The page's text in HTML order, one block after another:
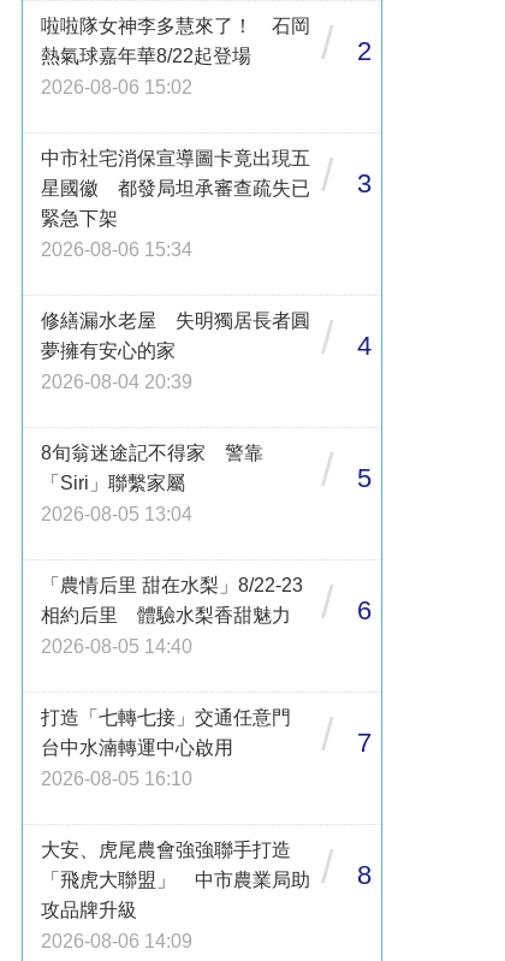
啦啦隊女神李多慧來了！ 石岡
熱氣球嘉年華8/22起登場
2026-08-06 15:02
/ 2
中市社宅消保宣導圖卡竟出現五
星國徽 都發局坦承審查疏失已
緊急下架
2026-08-06 15:34
/ 3
修繕漏水老屋 失明獨居長者圓
夢擁有安心的家
2026-08-04 20:39
/ 4
8旬翁迷途記不得家 警靠
「Siri」聯繫家屬
2026-08-05 13:04
/ 5
「農情后里 甜在水梨」8/22-23
相約后里 體驗水梨香甜魅力
2026-08-05 14:40
/ 6
打造「七轉七接」交通任意門
台中水湳轉運中心啟用
2026-08-05 16:10
/ 7
大安、虎尾農會強強聯手打造
「飛虎大聯盟」 中市農業局助
攻品牌升級
2026-08-06 14:09
/ 8